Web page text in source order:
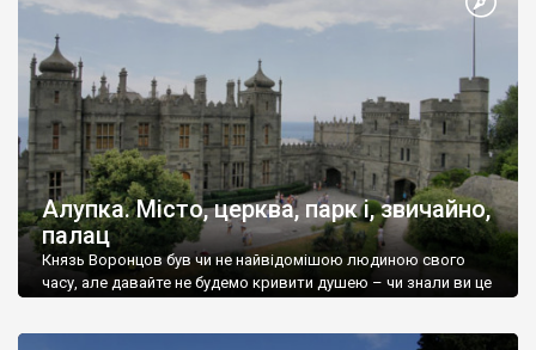
Алупка. Місто, церква, парк і, звичайно,
палац
Князь Воронцов був чи не найвідомішою людиною свого
часу, але давайте не будемо кривити душею – чи знали ви це